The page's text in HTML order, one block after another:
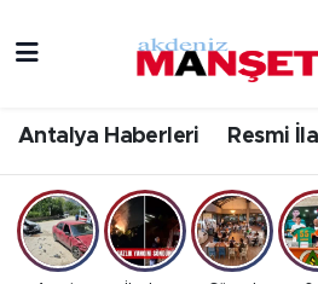
Antalya Haberleri Resmi
Bilim & Teknoloji
Eğitim
Ekonomi
Antalya Hava Durumu
Antalya Namaz Vakitleri
Antalya Trafik Yoğunluk